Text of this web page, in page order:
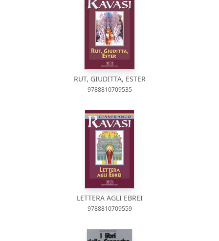
RUT, GIUDITTA, ESTER
9788810709535
LETTERA AGLI EBREI
9788810709559